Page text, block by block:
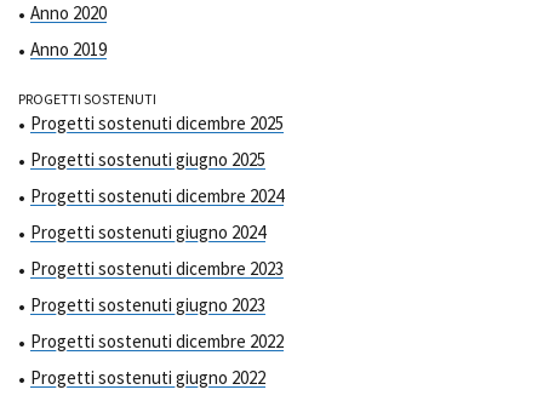
Anno 2020
Anno 2019
PROGETTI SOSTENUTI
Progetti sostenuti dicembre 2025
Progetti sostenuti giugno 2025
Progetti sostenuti dicembre 2024
Progetti sostenuti giugno 2024
Progetti sostenuti dicembre 2023
Progetti sostenuti giugno 2023
Progetti sostenuti dicembre 2022
Progetti sostenuti giugno 2022